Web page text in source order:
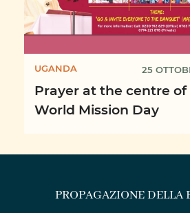
UGANDA 25
Prayer at the centre of
World Mission Day
PROPAGAZIONE DELLA